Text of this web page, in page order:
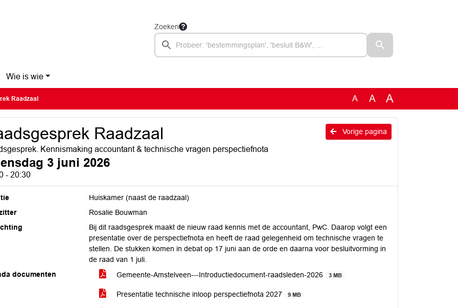
Zoeken
Wie is wie
Raadzaal A A A
Vorige pagina
Raadzaal
Kennismaking accountant & technische vragen perspectiefnota
3 juni 2026
- 20:30
Huiskamer (naast de raadzaal)
Rosalie Bouwman
Bij dit raadsgesprek maakt de nieuw raad kennis met de accountant, PwC. Daarop volgt een
presentatie over de perspectiefnota en heeft de raad gelegenheid om technische vragen te
stellen. De stukken komen in debat op 17 juni aan de orde en daarna voor besluitvorming in
de raad van 1 juli.
documenten
Gemeente-Amstelveen---Introductiedocument-raadsleden-2026 3 MB
Presentatie technische inloop perspectiefnota 2027 9 MB